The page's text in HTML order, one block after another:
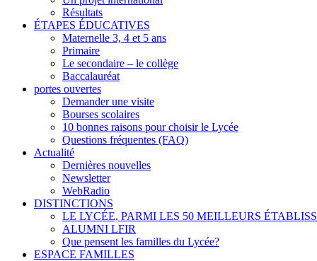
Résultats
ÉTAPES ÉDUCATIVES
Maternelle 3, 4 et 5 ans
Primaire
Le secondaire – le collège
Baccalauréat
portes ouvertes
Demander une visite
Bourses scolaires
10 bonnes raisons pour choisir le Lycée
Questions fréquentes (FAQ)
Actualité
Dernières nouvelles
Newsletter
WebRadio
DISTINCTIONS
LE LYCÉE, PARMI LES 50 MEILLEURS
ALUMNI LFIR
Que pensent les familles du Lycée?
ESPACE FAMILLES